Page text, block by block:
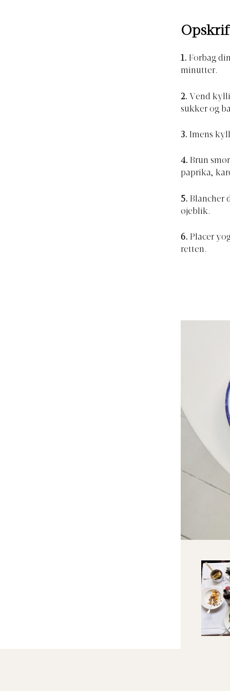
1. Forbag
minutter.
2. Vend
sukker og
3. Imens
4. Brun
paprika,
5. Blancher
øjeblik.
6. Placer
retten.